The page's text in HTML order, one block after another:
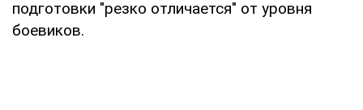
подготовки "резко отличается" от уровня
боевиков.